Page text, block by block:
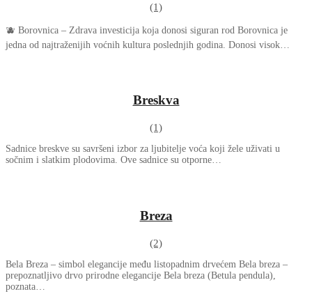
(1)
🫐 Borovnica – Zdrava investicija koja donosi siguran rod Borovnica je
jedna od najtraženijih voćnih kultura poslednjih godina. Donosi visok…
Breskva
(1)
Sadnice breskve su savršeni izbor za ljubitelje voća koji žele uživati u
sočnim i slatkim plodovima. Ove sadnice su otporne…
Breza
(2)
Bela Breza – simbol elegancije među listopadnim drvećem Bela breza –
prepoznatljivo drvo prirodne elegancije Bela breza (Betula pendula),
poznata…